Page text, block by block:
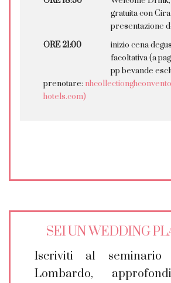
gratuita con
presentazione
ORE 21:00
inizio cena
facoltativa (a
pp bevande
prenotare:
hotels.com)
SEI UN WEDDING
Iscriviti al seminario
Lombardo,